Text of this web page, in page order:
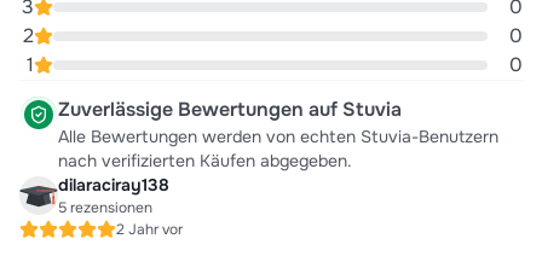
dilaraciray138
5 rezensionen
2 Jahr vor
3
0
2
0
1
0
Zuverlässige Bewertungen auf Stuvia
Alle Bewertungen werden von echten Stuvia-Benutzern
nach verifizierten Käufen abgegeben.